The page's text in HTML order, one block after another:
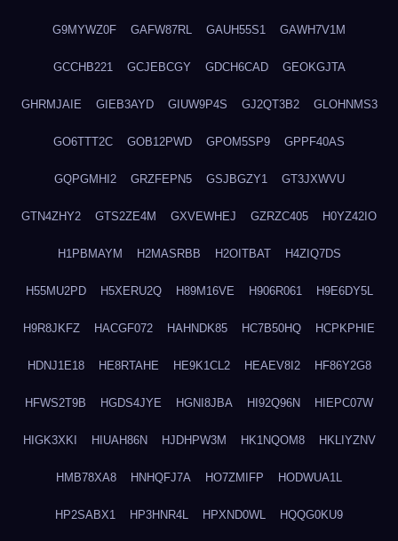
G9MYWZ0F GAFW87RL GAUH55S1 GAWH7V1M
GCCHB221 GCJEBCGY GDCH6CAD GEOKGJTA
GHRMJAIE GIEB3AYD GIUW9P4S GJ2QT3B2 GLOHNMS3
GO6TTT2C GOB12PWD GPOM5SP9 GPPF40AS
GQPGMHI2 GRZFEPN5 GSJBGZY1 GT3JXWVU
GTN4ZHY2 GTS2ZE4M GXVEWHEJ GZRZC405 H0YZ42IO
H1PBMAYM H2MASRBB H2OITBAT H4ZIQ7DS
H55MU2PD H5XERU2Q H89M16VE H906R061 H9E6DY5L
H9R8JKFZ HACGF072 HAHNDK85 HC7B50HQ HCPKPHIE
HDNJ1E18 HE8RTAHE HE9K1CL2 HEAEV8I2 HF86Y2G8
HFWS2T9B HGDS4JYE HGNI8JBA HI92Q96N HIEPC07W
HIGK3XKI HIUAH86N HJDHPW3M HK1NQOM8 HKLIYZNV
HMB78XA8 HNHQFJ7A HO7ZMIFP HODWUA1L
HP2SABX1 HP3HNR4L HPXND0WL HQQG0KU9